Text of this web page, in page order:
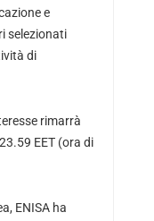
e
selezionati
di
rimarrà
EET (ora di
ENISA ha